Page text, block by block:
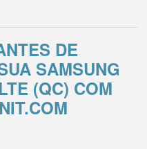
DE
SAMSUNG
(QC) COM